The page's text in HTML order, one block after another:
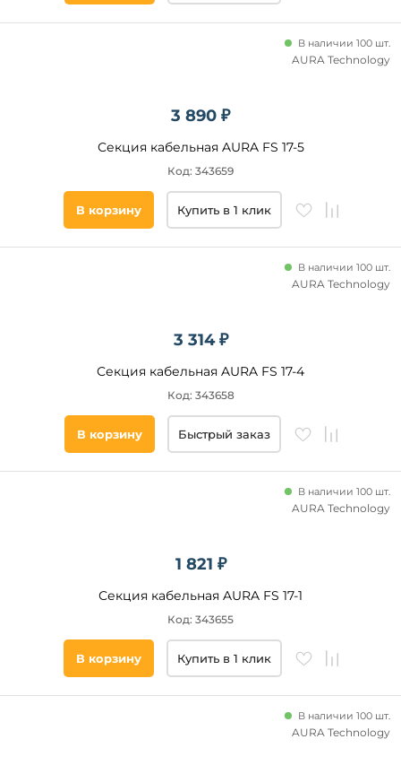
3 890 ₽
Секция кабельная AURA FS 17-5
В наличии 100 шт.
Код: 343659
AURA Technology
В корзину Купить в 1 клик
3 314 ₽
Секция кабельная AURA FS 17-4
В наличии 100 шт.
Код: 343658
AURA Technology
В корзину Быстрый заказ
1 821 ₽
Секция кабельная AURA FS 17-1
В наличии 100 шт.
Код: 343655
AURA Technology
В корзину Купить в 1 клик
В наличии 100 шт.
AURA Technology